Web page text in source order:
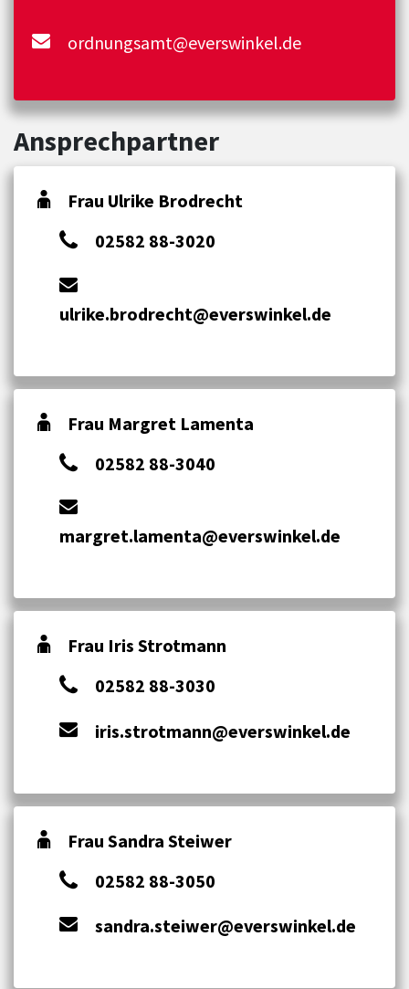
ordnungsamt@everswinkel.de
Ansprechpartner
Frau Ulrike Brodrecht
02582 88-3020
ulrike.brodrecht@everswinkel.de
Frau Margret Lamenta
02582 88-3040
margret.lamenta@everswinkel.de
Frau Iris Strotmann
02582 88-3030
iris.strotmann@everswinkel.de
Frau Sandra Steiwer
02582 88-3050
sandra.steiwer@everswinkel.de